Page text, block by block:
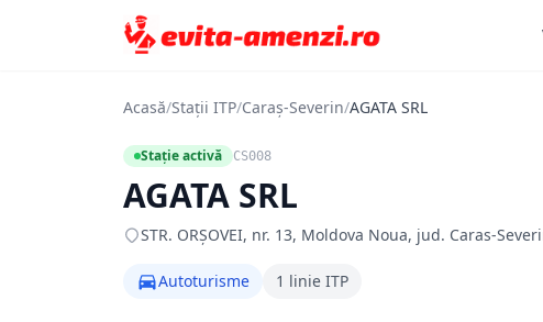
Acasă/Stații ITP/Caraș-Severin/AGATA SRL
Stație activă CS008
AGATA SRL
STR. ORŞOVEI, nr. 13, Moldova Noua, jud. Caras-
Autoturisme 1 linie ITP